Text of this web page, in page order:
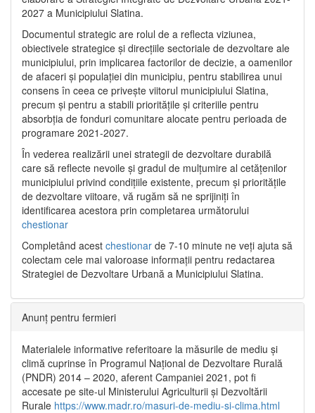
2027 a Municipiului Slatina.
Documentul strategic are rolul de a reflecta viziunea,
obiectivele strategice și direcțiile sectoriale de dezvoltare ale
municipiului, prin implicarea factorilor de decizie, a oamenilor
de afaceri și populației din municipiu, pentru stabilirea unui
consens în ceea ce privește viitorul municipiului Slatina,
precum și pentru a stabili prioritățile și criteriile pentru
absorbția de fonduri comunitare alocate pentru perioada de
programare 2021-2027.
În vederea realizării unei strategii de dezvoltare durabilă
care să reflecte nevoile și gradul de mulțumire al cetățenilor
municipiului privind condițiile existente, precum și prioritățile
de dezvoltare viitoare, vă rugăm să ne sprijiniți în
identificarea acestora prin completarea următorului
chestionar
Completând acest chestionar de 7-10 minute ne veți ajuta să
colectam cele mai valoroase informații pentru redactarea
Strategiei de Dezvoltare Urbană a Municipiului Slatina.
Anunț pentru fermieri
Materialele informative referitoare la măsurile de mediu și
climă cuprinse în Programul Național de Dezvoltare Rurală
(PNDR) 2014 – 2020, aferent Campaniei 2021, pot fi
accesate pe site-ul Ministerului Agriculturii și Dezvoltării
Rurale https://www.madr.ro/masuri-de-mediu-si-clima.html